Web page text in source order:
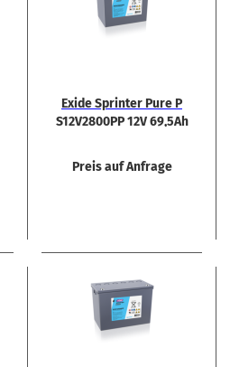
Exide Sprin­ter Pure P
S12V2800PP 12V 69,5Ah
Preis auf Anfrage